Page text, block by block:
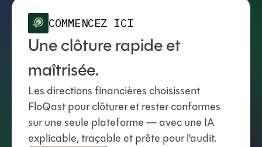
COMMENCEZ ICI
Une clôture rapide et
maîtrisée.
Les directions financières choisissent
FloQast pour clôturer et rester conformes
sur une seule plateforme — avec une IA
explicable, traçable et prête pour l'audit.